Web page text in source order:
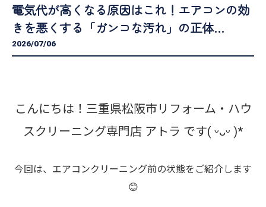
電気代が高くなる原因はこれ！エアコンの効
きを悪くする「ガンコな汚れ」の正体…
2026/07/06
こんにちは！三重県松阪市リフォーム・ハウ
スクリーニング専門店 アトラ です( ᵕᴗᵕ )*
今回は、エアコンクリーニング前の状態をご紹介します
😊